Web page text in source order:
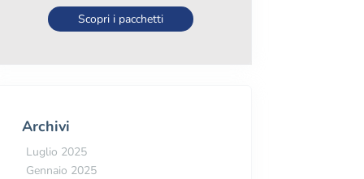
Scopri i pacchetti
Archivi
Luglio 2025
Gennaio 2025